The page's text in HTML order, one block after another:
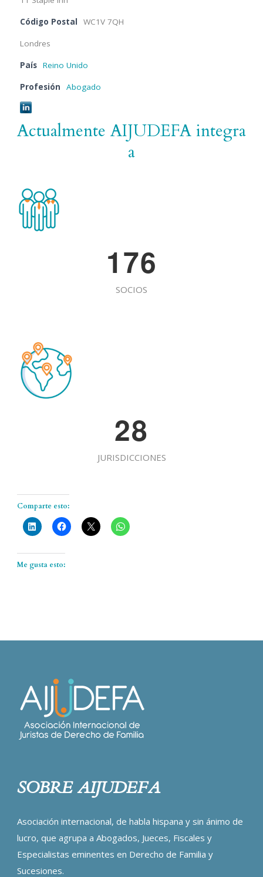
Código Postal WC1V 7QH
Londres
País Reino Unido
Profesión Abogado
Actualmente AIJUDEFA integra
a
176
SOCIOS
28
JURISDICCIONES
Comparte esto:
Me gusta esto:
SOBRE AIJUDEFA
Asociación internacional, de habla hispana y sin ánimo de
lucro, que agrupa a Abogados, Jueces, Fiscales y
Especialistas eminentes en Derecho de Familia y
Sucesiones.